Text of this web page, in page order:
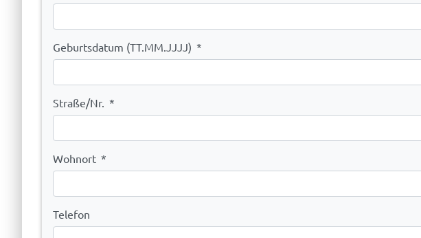
Geburtsdatum (TT.MM.JJJJ) *
Straße/Nr. *
Wohnort *
Telefon